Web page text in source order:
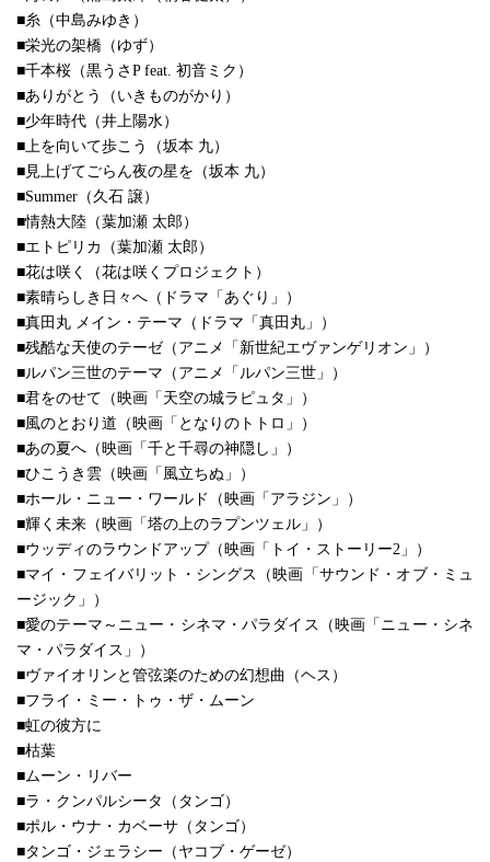
■糸（中島みゆき）
■栄光の架橋（ゆず）
■千本桜（黒うさP feat. 初音ミク）
■ありがとう（いきものがかり）
■少年時代（井上陽水）
■上を向いて歩こう（坂本 九）
■見上げてごらん夜の星を（坂本 九）
■Summer（久石 譲）
■情熱大陸（葉加瀬 太郎）
■エトピリカ（葉加瀬 太郎）
■花は咲く（花は咲くプロジェクト）
■素晴らしき日々へ（ドラマ「あぐり」）
■真田丸 メイン・テーマ（ドラマ「真田丸」）
■残酷な天使のテーゼ（アニメ「新世紀エヴァンゲリオン」）
■ルパン三世のテーマ（アニメ「ルパン三世」）
■君をのせて（映画「天空の城ラピュタ」）
■風のとおり道（映画「となりのトトロ」）
■あの夏へ（映画「千と千尋の神隠し」）
■ひこうき雲（映画「風立ちぬ」）
■ホール・ニュー・ワールド（映画「アラジン」）
■輝く未来（映画「塔の上のラプンツェル」）
■ウッディのラウンドアップ（映画「トイ・ストーリー2」）
■マイ・フェイバリット・シングス（映画「サウンド・オブ・ミュ
ージック」）
■愛のテーマ～ニュー・シネマ・パラダイス（映画「ニュー・シネ
マ・パラダイス」）
■ヴァイオリンと管弦楽のための幻想曲（ヘス）
■フライ・ミー・トゥ・ザ・ムーン
■虹の彼方に
■枯葉
■ムーン・リバー
■ラ・クンパルシータ（タンゴ）
■ポル・ウナ・カベーサ（タンゴ）
■タンゴ・ジェラシー（ヤコブ・ゲーゼ）